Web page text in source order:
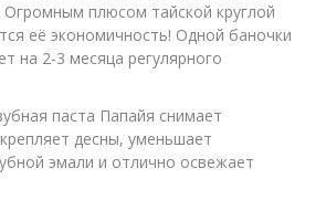
Огромным плюсом тайской круглой
её экономичность! Одной баночки
на 2-3 месяца регулярного
паста Папайя снимает
десны, уменьшает
эмали и отлично освежает